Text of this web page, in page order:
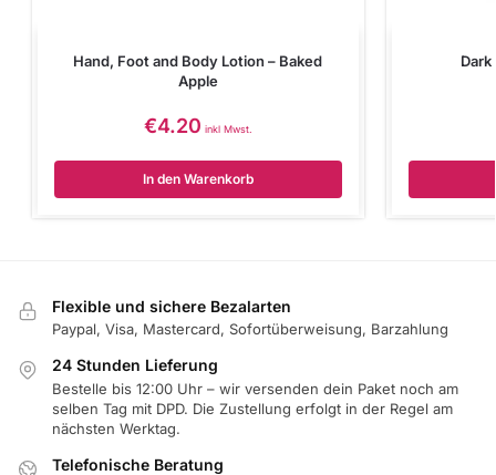
Hand, Foot and Body Lotion – Baked
Apple
€4.20 inkl Mwst.
In den Warenkorb
Flexible und sichere Bezalarten
Paypal, Visa, Mastercard, Sofortüberweisung, Barzahlung
24 Stunden Lieferung
Bestelle bis 12:00 Uhr – wir versenden dein Paket noch am
selben Tag mit DPD. Die Zustellung erfolgt in der Regel am
nächsten Werktag.
Telefonische Beratung